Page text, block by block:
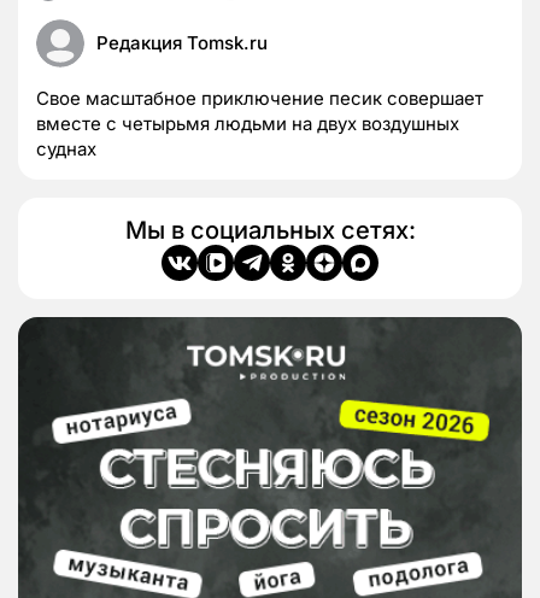
Редакция Tomsk.ru
Свое масштабное приключение песик совершает
вместе с четырьмя людьми на двух воздушных
суднах
Мы в социальных сетях: